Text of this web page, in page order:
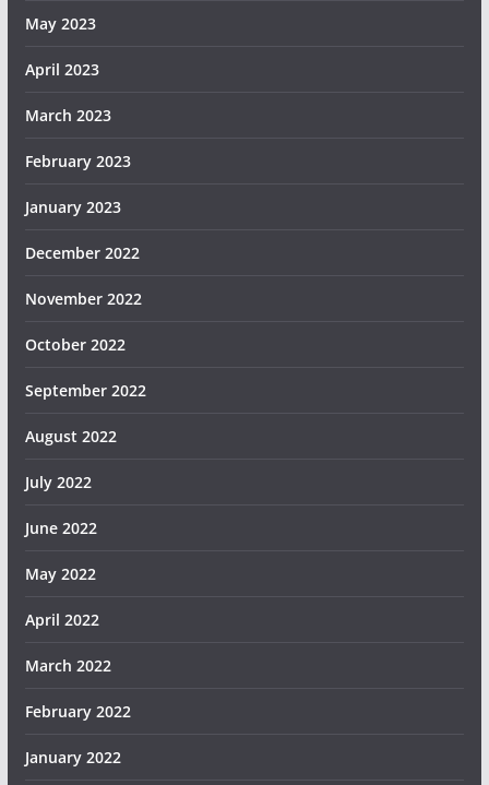
May 2023
April 2023
March 2023
February 2023
January 2023
December 2022
November 2022
October 2022
September 2022
August 2022
July 2022
June 2022
May 2022
April 2022
March 2022
February 2022
January 2022